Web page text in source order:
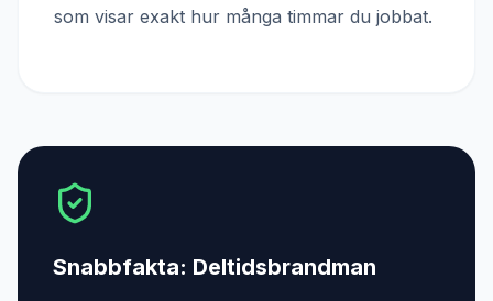
som visar exakt hur många timmar du jobbat.
Snabbfakta: Deltidsbrandman